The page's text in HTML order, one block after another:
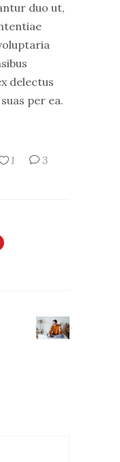
duo ut,
delectus
per ea.
1 3